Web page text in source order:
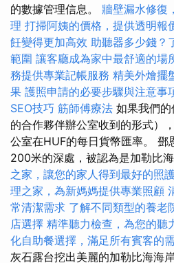
的數據管理信息。 牆壁漏水修復
理 打掃阿姨的價格，提供透明報
飪變得更加高效 助聽器多少錢？
範圍 讓客廳成為家中最舒適的場
務提供專業記帳服務 精美外燴擺
果 護照申請的必要步驟與注意事
SEO技巧 筋師傅療法 如果我們
的合作夥伴辦公室收到的形式）
公室在HUF的每日貨幣匯率。 鄧
200米的深處，被認為是加勒比
之家，讓您的家人得到最好的照
理之家，為新媽媽提供專業照顧
常清潔需求 了解不同類型的養老
店選擇 精準聽力檢查，為您的聽
化自助餐選擇，滿足所有賓客的
灰石露台挖出美麗的加勒比海海